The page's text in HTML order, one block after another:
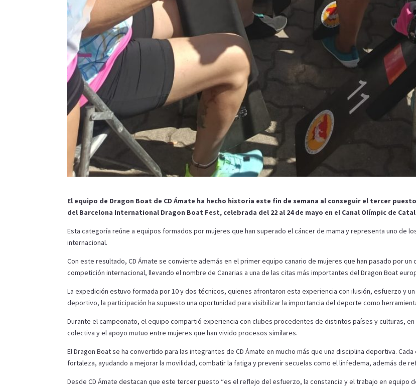
El equipo de Dragon Boat de CD Ámate ha hecho historia este fin de semana al conseguir el tercer
del Barcelona International Dragon Boat Fest, celebrada del 22 al 24 de mayo en el Canal Olímpic de
Esta categoría reúne a equipos formados por mujeres que han superado el cáncer de mama y representa uno de
internacional.
Con este resultado, CD Ámate se convierte además en el primer equipo canario de mujeres que han pasado por
competición internacional, llevando el nombre de Canarias a una de las citas más importantes del Dragon Boat
La expedición estuvo formada por 10 y dos técnicos, quienes afrontaron esta experiencia con ilusión, esfuerzo y
deportivo, la participación ha supuesto una oportunidad para visibilizar la importancia del deporte como
Durante el campeonato, el equipo compartió experiencia con clubes procedentes de distintos países y culturas,
colectiva y el apoyo mutuo entre mujeres que han vivido procesos similares.
El Dragon Boat se ha convertido para las integrantes de CD Ámate en mucho más que una disciplina deportiva.
fortaleza, ayudando a mejorar la movilidad, combatir la fatiga y prevenir secuelas como el linfedema, además de
Desde CD Ámate destacan que este tercer puesto “es el reflejo del esfuerzo, la constancia y el trabajo en equipo